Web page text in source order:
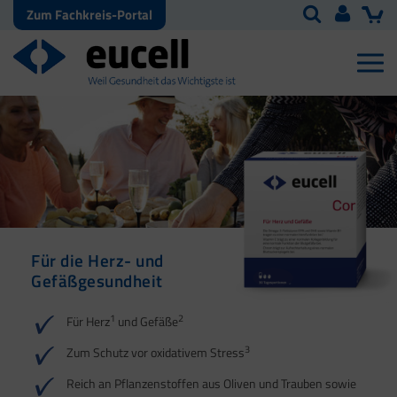
Zum Fachkreis-Portal
Für die Herz- und
Gefäßgesundheit
Für Herz1 und Gefäße2
Zum Schutz vor oxidativem Stress3
Reich an Pflanzenstoffen aus Oliven und Trauben sowie
Für Energie | Herz |
Blutdruck | Muskeln
Omega-3-Fettsäuren
sowie Vitamin D und E
1
Für den
Energiestoffwechsel